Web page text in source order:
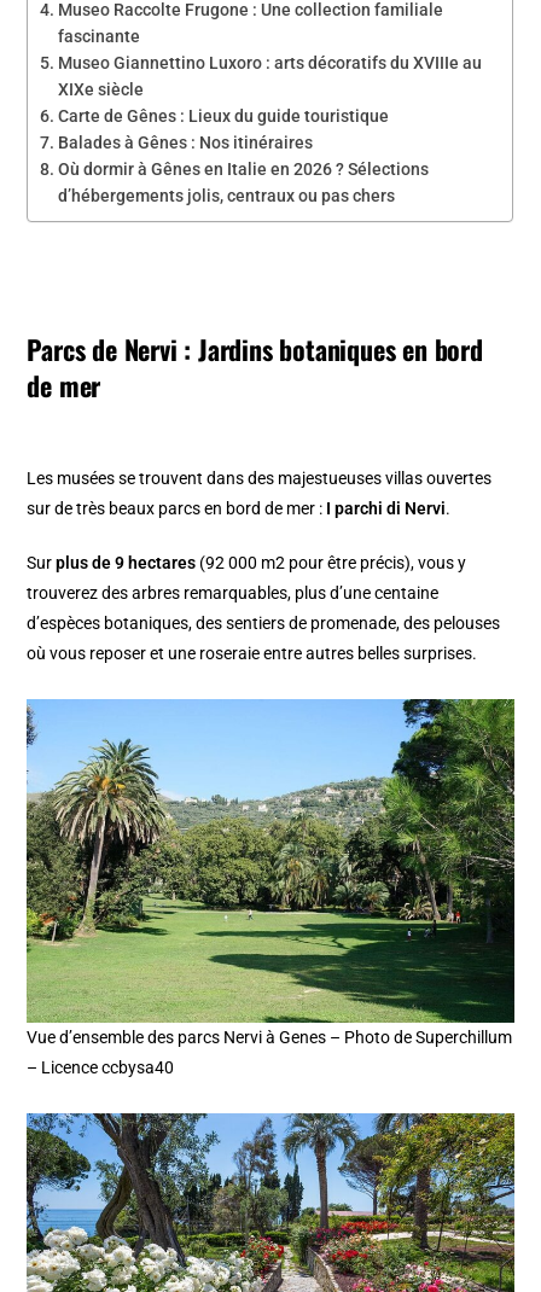
Museo Raccolte Frugone : Une collection familiale
fascinante
Museo Giannettino Luxoro : arts décoratifs du XVIIIe au
XIXe siècle
Carte de Gênes : Lieux du guide touristique
Balades à Gênes : Nos itinéraires
Où dormir à Gênes en Italie en 2026 ? Sélections
d’hébergements jolis, centraux ou pas chers
Parcs de Nervi : Jardins botaniques en bord
de mer
Les musées se trouvent dans des majestueuses villas ouvertes
sur de très beaux parcs en bord de mer : I parchi di Nervi.
Surplus de 9 hectares (92 000 m2 pour être précis), vous y
trouverez des arbres remarquables, plus d’une centaine
d’espèces botaniques, des sentiers de promenade, des pelouses
où vous reposer et une roseraie entre autres belles surprises.
Vue d’ensemble des parcs Nervi à Genes – Photo de Superchillum
– Licence ccbysa40